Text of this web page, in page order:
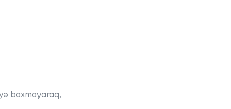
baxmayaraq,